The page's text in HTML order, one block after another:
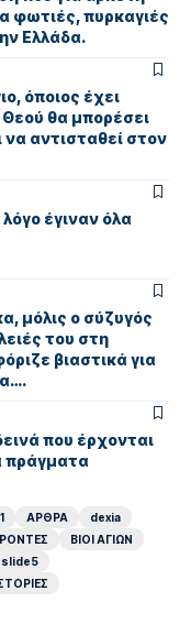
φωτιές, πυρκαγιές
Ελλάδα.
όποιος έχει
θα μπορέσει
να αντισταθεί στον
έγιναν όλα
μόλις ο σύζυγός
του στη
βιαστικά για
που έρχονται
πράγματα
ΑΡΘΡΑ
dexia
ΒΙΟΙ ΑΓΙΩΝ
slide5